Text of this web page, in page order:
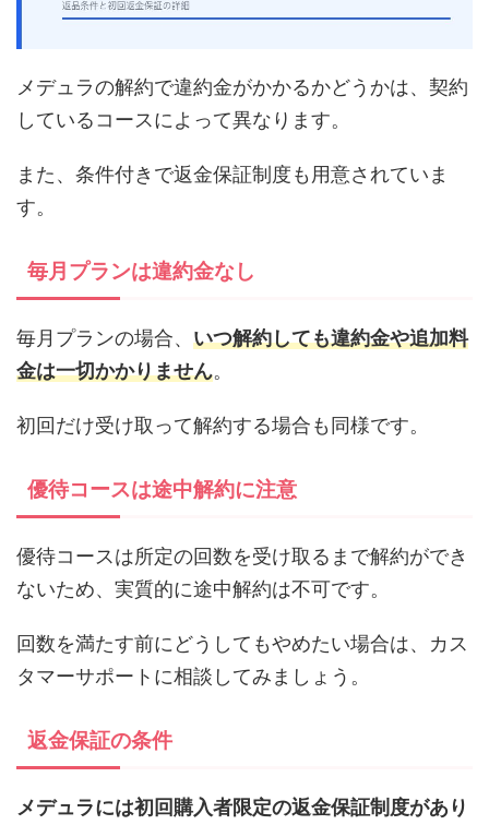
メデュラの解約で違約金がかかるかどうかは、契約
しているコースによって異なります。
また、条件付きで返金保証制度も用意されていま
す。
毎月プランは違約金なし
毎月プランの場合、 いつ解約しても違約金や追加料
金は一切かかりません。
初回だけ受け取って解約する場合も同様です。
優待コースは途中解約に注意
優待コースは所定の回数を受け取るまで解約ができ
ないため、実質的に途中解約は不可です。
回数を満たす前にどうしてもやめたい場合は、カス
タマーサポートに相談してみましょう。
返金保証の条件
メデュラには初回購入者限定の返金保証制度があり